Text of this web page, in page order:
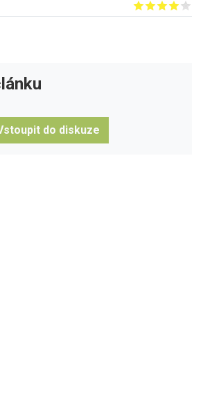
Give it 1/5
Give it 2/5
Give it 3/5
Give it 4/5
Give it 5/5
do diskuze